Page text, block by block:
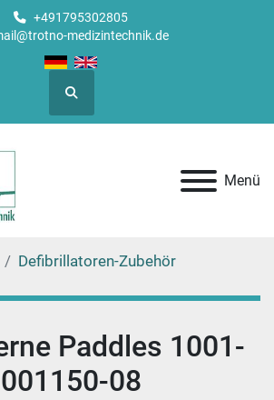
+491795302805
medizintechnik.de
Suche
Menü
Defibrillatoren-Zubehör
Paddles 1001-
001150-08